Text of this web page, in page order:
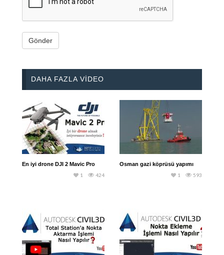
DAHA FAZLA VIDEO
En iyi drone DJI 2 Mavic Pro
424
1
Osman gazi köprüsü yapımı
593
1